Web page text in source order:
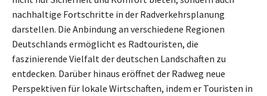
nachhaltige Fortschritte in der Radverkehrsplanung
darstellen. Die Anbindung an verschiedene Regionen
Deutschlands ermöglicht es Radtouristen, die
faszinierende Vielfalt der deutschen Landschaften zu
entdecken. Darüber hinaus eröffnet der Radweg neue
Perspektiven für lokale Wirtschaften, indem er Touristen in